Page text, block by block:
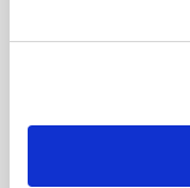
alle
finde de